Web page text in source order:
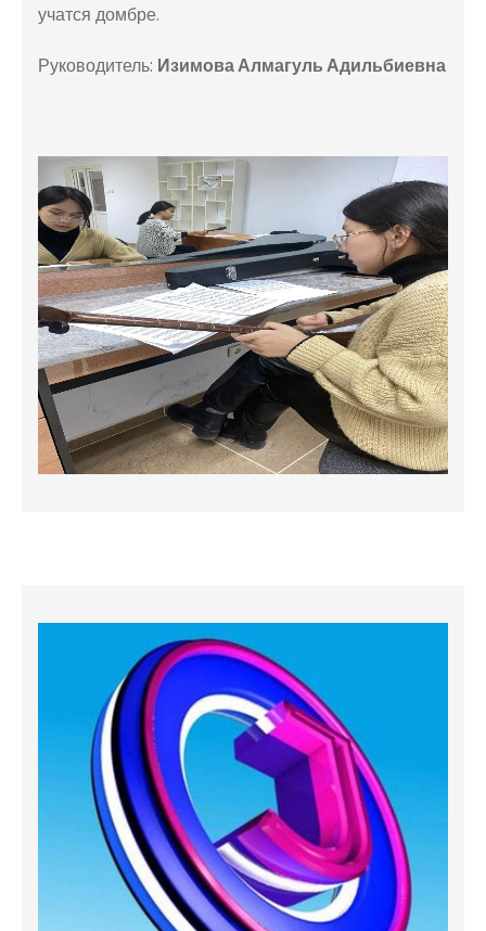
учатся домбре.
Руководитель: Изимова Алмагуль Адильбиевна